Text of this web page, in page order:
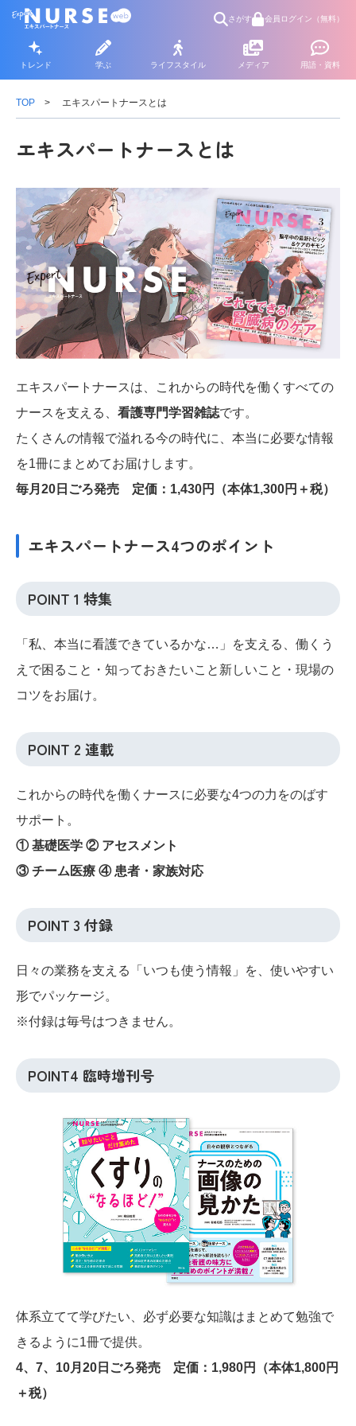
さがす 会員ログイン（無料）
トレンド 学ぶ ライフスタイル メディア 用語・資料
TOP エキスパートナースとは
エキスパートナースとは
エキスパートナースは、これからの時代を働くすべての
ナースを支える、 看護専門学習雑誌です。
たくさんの情報で溢れる今の時代に、本当に必要な情報
を1冊にまとめてお届けします。
毎月20日ごろ発売 定価：1,430円（本体1,300円＋税）
エキスパートナース4つのポイント
POINT 1 特集
「私、本当に看護できているかな…」を支える、働くう
えで困ること・知っておきたいこと新しいこと・現場の
コツをお届け。
POINT 2 連載
これからの時代を働くナースに必要な4つの力をのばす
サポート。
① 基礎医学 ② アセスメント
③ チーム医療 ④ 患者・家族対応
POINT 3 付録
日々の業務を支える「いつも使う情報」を、使いやすい
形でパッケージ。
※付録は毎号はつきません。
POINT4 臨時増刊号
体系立てて学びたい、必ず必要な知識はまとめて勉強で
きるように1冊で提供。
4、7、10月20日ごろ発売 定価：1,980円（本体1,800円
＋税）